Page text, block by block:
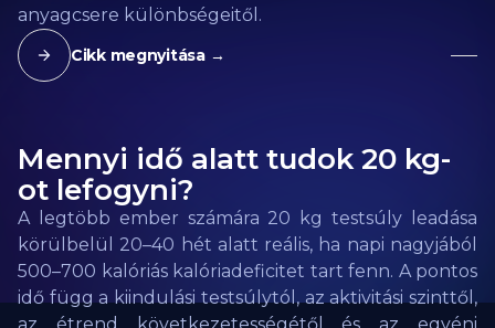
anyagcsere különbségeitől.
Cikk megnyitása →
Mennyi idő alatt tudok 20 kg-
ot lefogyni?
A legtöbb ember számára 20 kg testsúly leadása
körülbelül 20–40 hét alatt reális, ha napi nagyjából
500–700 kalóriás kalóriadeficitet tart fenn. A pontos
idő függ a kiindulási testsúlytól, az aktivitási szinttől,